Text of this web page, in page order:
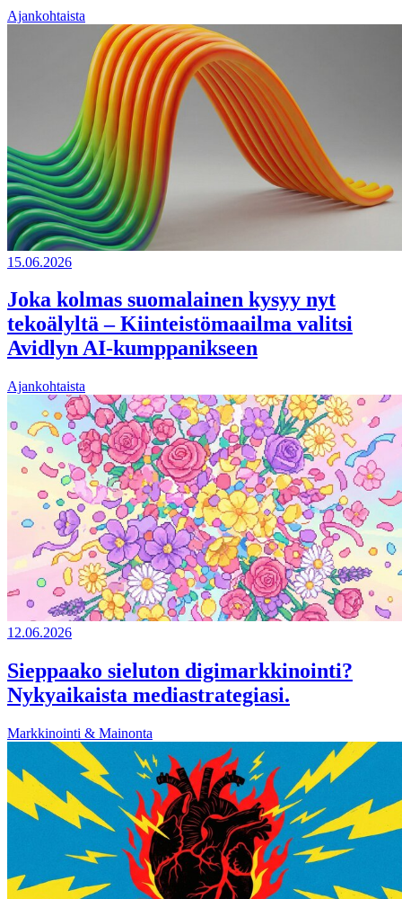
Ajankohtaista
15.06.2026
Joka kolmas suomalainen kysyy nyt
tekoälyltä – Kiinteistömaailma valitsi
Avidlyn AI-kumppanikseen
Ajankohtaista
12.06.2026
Sieppaako sieluton digimarkkinointi?
Nykyaikaista mediastrategiasi.
Markkinointi & Mainonta